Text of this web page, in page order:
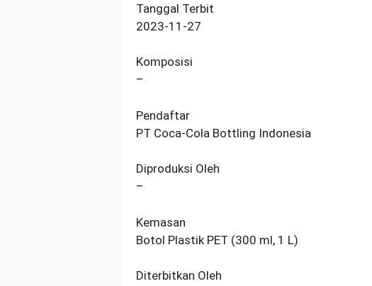
Tanggal Terbit
2023-11-27
Komposisi
–
Pendaftar
PT Coca-Cola Bottling Indonesia
Diproduksi Oleh
–
Kemasan
Botol Plastik PET (300 ml, 1 L)
Diterbitkan Oleh